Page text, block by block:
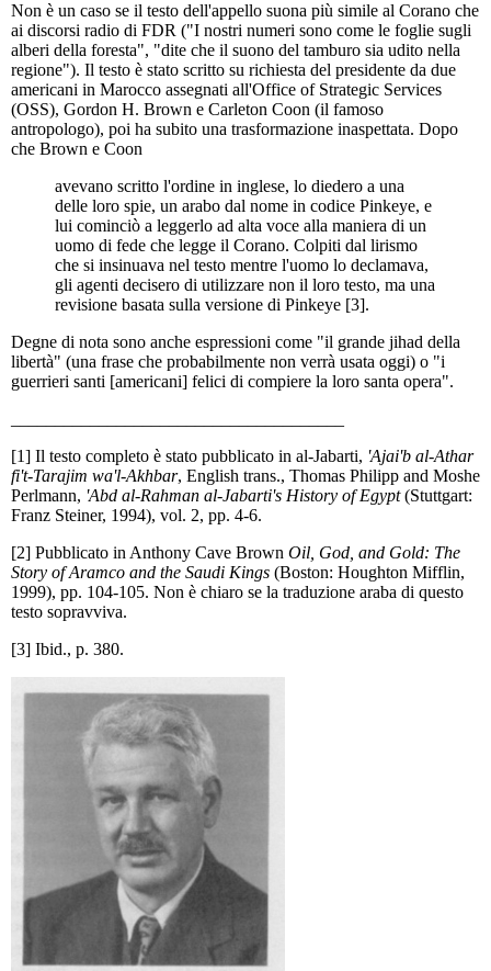
Non è un caso se il testo dell'appello suona più simile al Corano che
ai discorsi radio di FDR ("I nostri numeri sono come le foglie sugli
alberi della foresta", "dite che il suono del tamburo sia udito nella
regione"). Il testo è stato scritto su richiesta del presidente da due
americani in Marocco assegnati all'Office of Strategic Services
(OSS), Gordon H. Brown e Carleton Coon (il famoso
antropologo), poi ha subito una trasformazione inaspettata. Dopo
che Brown e Coon
avevano scritto l'ordine in inglese, lo diedero a una
delle loro spie, un arabo dal nome in codice Pinkeye, e
lui cominciò a leggerlo ad alta voce alla maniera di un
uomo di fede che legge il Corano. Colpiti dal lirismo
che si insinuava nel testo mentre l'uomo lo declamava,
gli agenti decisero di utilizzare non il loro testo, ma una
revisione basata sulla versione di Pinkeye [3].
Degne di nota sono anche espressioni come "il grande jihad della
libertà" (una frase che probabilmente non verrà usata oggi) o "i
guerrieri santi [americani] felici di compiere la loro santa opera".
[1] Il testo completo è stato pubblicato in al-Jabarti, 'Ajai'b al-Athar
fi't-Tarajim wa'l-Akhbar, English trans., Thomas Philipp and Moshe
Perlmann, 'Abd al-Rahman al-Jabarti's History of Egypt(Stuttgart:
Franz Steiner, 1994), vol. 2, pp. 4-6.
[2] Pubblicato in Anthony Cave Brown Oil, God, and Gold: The
Story of Aramco and the Saudi Kings (Boston: Houghton Mifflin,
1999), pp. 104-105. Non è chiaro se la traduzione araba di questo
testo sopravviva.
[3] Ibid., p. 380.